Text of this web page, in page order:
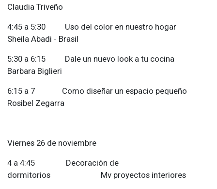
Claudia Triveño
4:45 a 5:30 Uso del color en nuestro hogar
Sheila Abadi - Brasil
5:30 a 6:15 Dale un nuevo look a tu cocina
Barbara Biglieri
6:15 a 7 Como diseñar un espacio pequeño
Rosibel Zegarra
Viernes 26 de noviembre
4 a 4:45 Decoración de
dormitorios Mv proyectos interiores